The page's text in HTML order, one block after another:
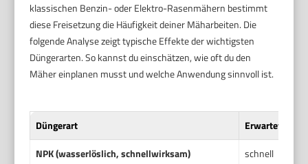
klassischen Benzin- oder Elektro-Rasenmähern bestimmt
diese Freisetzung die Häufigkeit deiner Mäharbeiten. Die
folgende Analyse zeigt typische Effekte der wichtigsten
Düngerarten. So kannst du einschätzen, wie oft du den
Mäher einplanen musst und welche Anwendung sinnvoll ist.
Düngerart
Erwartetes
NPK (wasserlöslich, schnellwirksam)
schnell